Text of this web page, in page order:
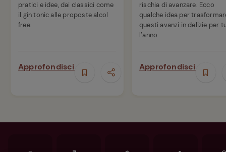
pratici e idee, dai classici come
il gin tonic alle proposte alcol
free.
Approfondisci
rischia di avanzare. Ecco
qualche idea per
questi avanzi in delizie per
l’anno.
Approfondisci